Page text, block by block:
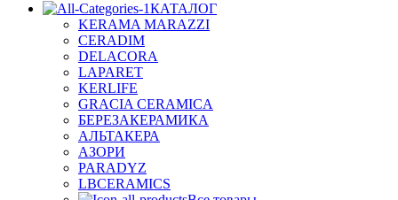
КАТАЛОГ
KERAMA MARAZZI
CERADIM
DELACORA
LAPARET
KERLIFE
GRACIA CERAMICA
БЕРЕЗАКЕРАМИКА
АЛЬТАКЕРА
АЗОРИ
PARADYZ
LBCERAMICS